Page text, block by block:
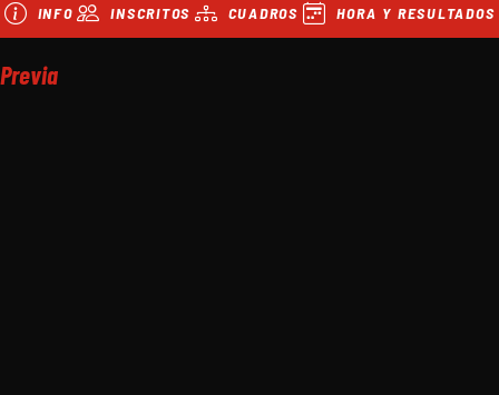
INFO INSCRITOS CUADROS HORA Y RESULTADOS
Previa